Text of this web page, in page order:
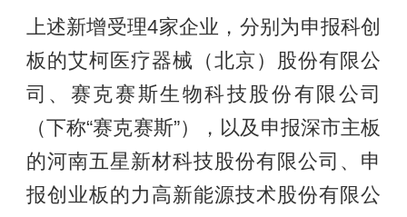
上述新增受理4家企业，分别为申报科创
板的艾柯医疗器械（北京）股份有限公
司、赛克赛斯生物科技股份有限公司
（下称“赛克赛斯”），以及申报深市主板
的河南五星新材科技股份有限公司、申
报创业板的力高新能源技术股份有限公